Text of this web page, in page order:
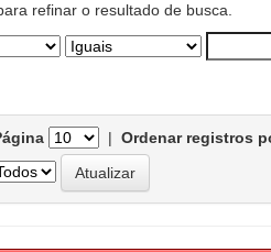
refinar o resultado de busca.
| Ordenar registros